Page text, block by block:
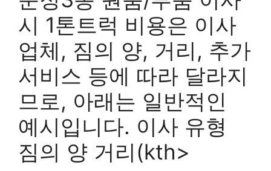
시 1톤트럭 비용은 이사
업체, 짐의 양, 거리, 추가
서비스 등에 따라 달라지
므로, 아래는 일반적인
예시입니다. 이사 유형
짐의 양 거리(kth>